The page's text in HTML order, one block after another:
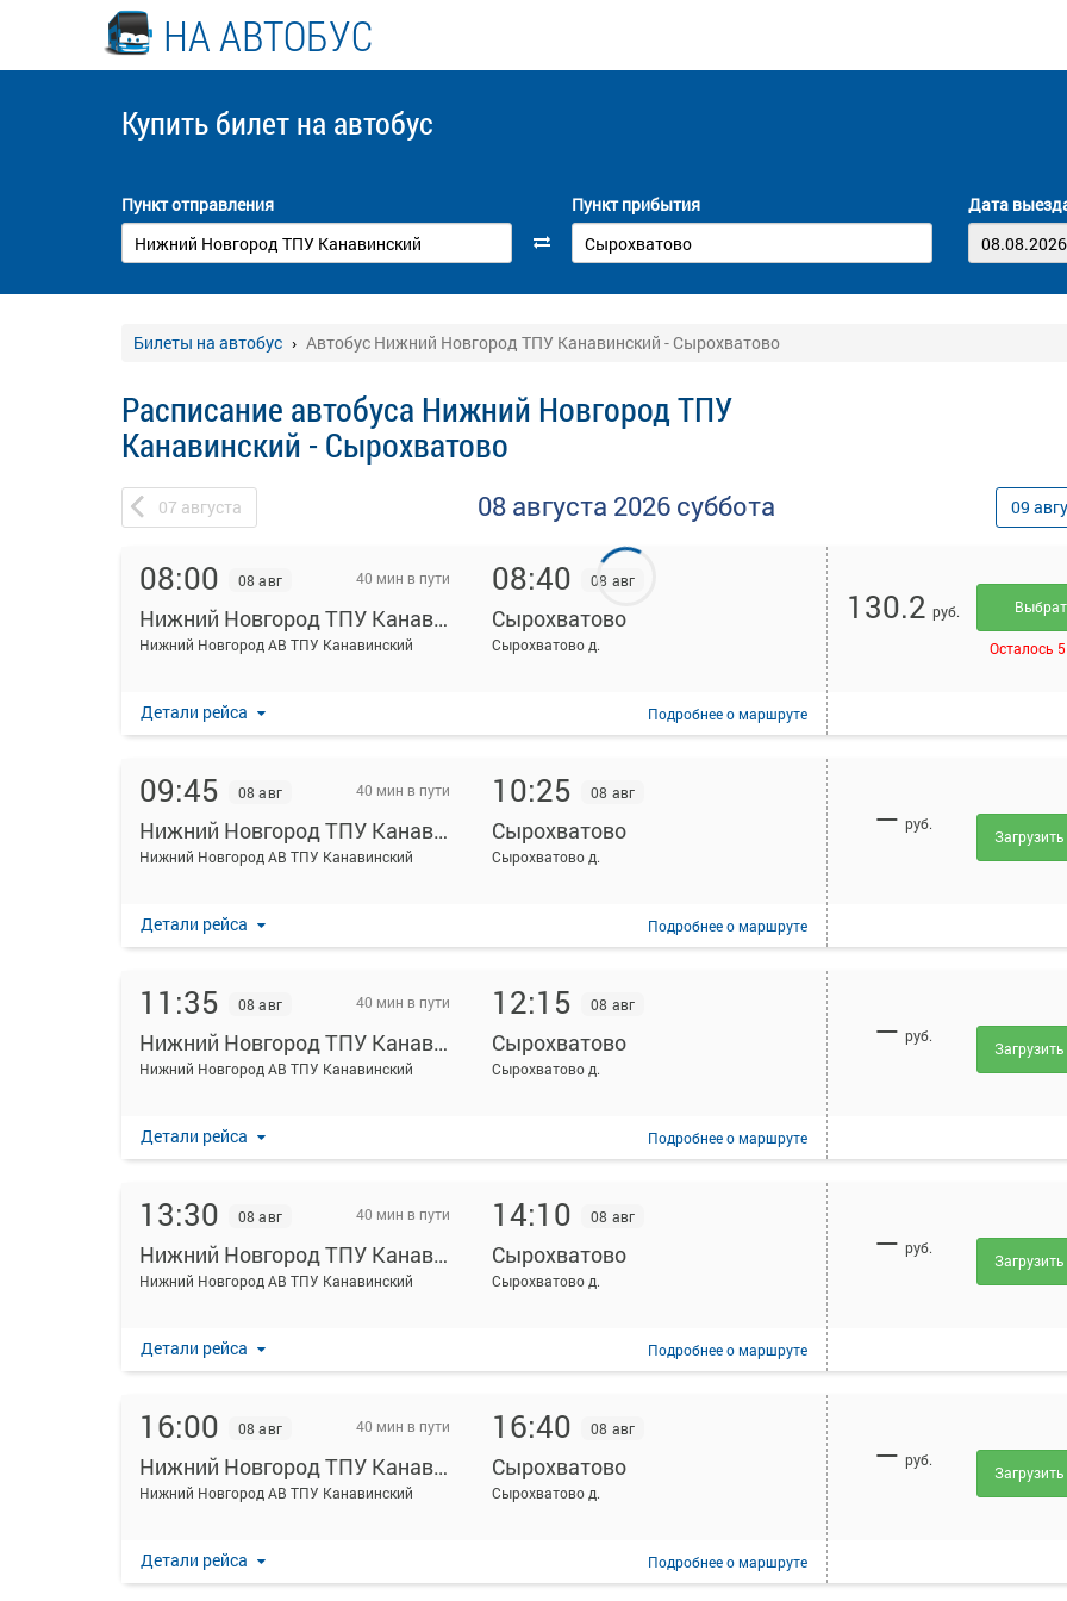
НА АВТОБУС
Купить билет на автобус
Пункт отправления Пункт прибытия Дата
Билеты на автобус Автобус Нижний Новгород ТПУ Канавинский - Сырохватово
Расписание автобуса Нижний Новгород ТПУ
Канавинский - Сырохватово
07 августа 08 августа 2026 суббота 09
08:00 08 авг 40 мин в пути
Нижний Новгород ТПУ Канавинский
Нижний Новгород АВ ТПУ Канавинский
08:40 08 авг
Сырохватово
Сырохватово д.
Детали рейса Подробнеео маршруте
130.2 руб.
Осталось
09:45 08 авг 40 мин в пути
Нижний Новгород ТПУ Канавинский
Нижний Новгород АВ ТПУ Канавинский
10:25 08 авг
Сырохватово
Сырохватово д.
Детали рейса Подробнеео маршруте
— руб.
11:35 08 авг 40 мин в пути
Нижний Новгород ТПУ Канавинский
Нижний Новгород АВ ТПУ Канавинский
12:15 08 авг
Сырохватово
Сырохватово д.
Детали рейса Подробнеео маршруте
— руб.
13:30 08 авг 40 мин в пути
Нижний Новгород ТПУ Канавинский
Нижний Новгород АВ ТПУ Канавинский
14:10 08 авг
Сырохватово
Сырохватово д.
Детали рейса Подробнеео маршруте
— руб.
16:00 08 авг 40 мин в пути
Нижний Новгород ТПУ Канавинский
Нижний Новгород АВ ТПУ Канавинский
16:40 08 авг
Сырохватово
Сырохватово д.
Детали рейса Подробнеео маршруте
— руб.